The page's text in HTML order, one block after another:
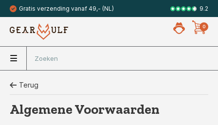
Gratis verzending vanaf 49,- (NL) Veilig met
9.2
0
Terug
Algemene Voorwaarden